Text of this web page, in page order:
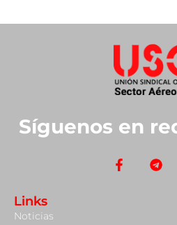
Síguenos en
Links
Noticias